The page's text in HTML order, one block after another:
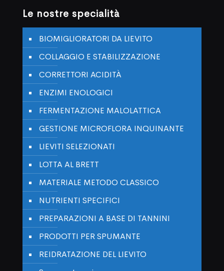
Le nostre specialità
BIOMIGLIORATORI DA LIEVITO
COLLAGGIO E STABILIZZAZIONE
CORRETTORI ACIDITÀ
ENZIMI ENOLOGICI
FERMENTAZIONE MALOLATTICA
GESTIONE MICROFLORA INQUINANTE
LIEVITI SELEZIONATI
LOTTA AL BRETT
MATERIALE METODO CLASSICO
NUTRIENTI SPECIFICI
PREPARAZIONI A BASE DI TANNINI
PRODOTTI PER SPUMANTE
REIDRATAZIONE DEL LIEVITO